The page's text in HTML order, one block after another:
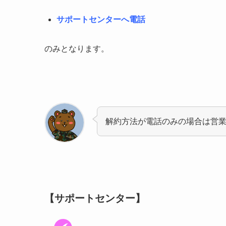
サポートセンターへ電話
のみとなります。
解約方法が電話のみの場合は営
【サポートセンター】